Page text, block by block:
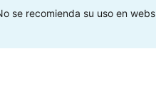
se recomienda su uso en webs